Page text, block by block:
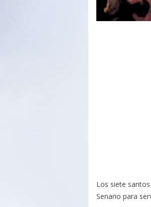
Los siete
Senario para